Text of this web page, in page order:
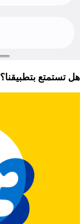
هل تستمتع بتطبيقنا؟